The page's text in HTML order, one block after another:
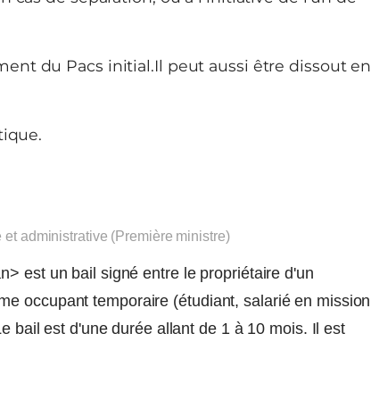
du Pacs initial.Il peut aussi être dissout en
administrative (Première ministre)
est un bail signé entre le propriétaire d'un
occupant temporaire (étudiant, salarié en mission
bail est d'une durée allant de 1 à 10 mois. Il est